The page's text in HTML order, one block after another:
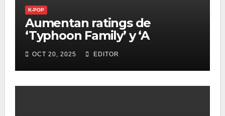
K-POP
Aumentan ratings de
‘Typhoon Family’ y ‘A
Hundred Memories’
OCT 20, 2025 EDITOR